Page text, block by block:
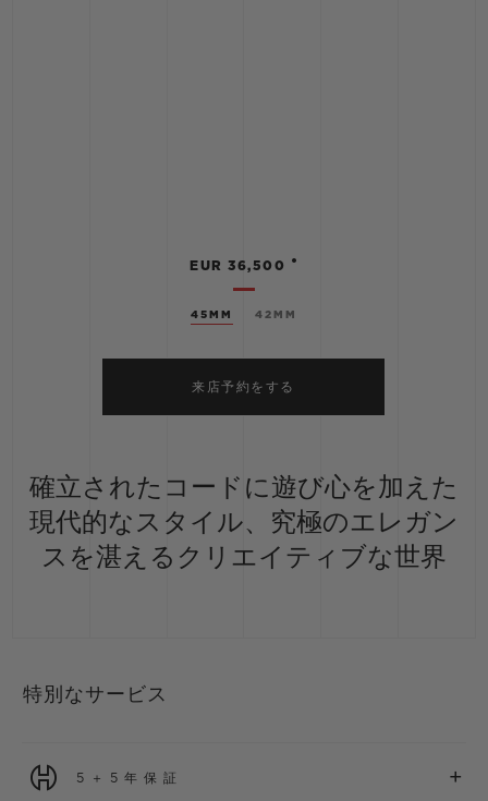
45MM 42MM
EUR 36,500 •
来店予約をする
確立されたコードに遊び心を加えた
現代的なスタイル、究極のエレガン
スを湛えるクリエイティブな世界
特別なサービス
5＋5年保証 +